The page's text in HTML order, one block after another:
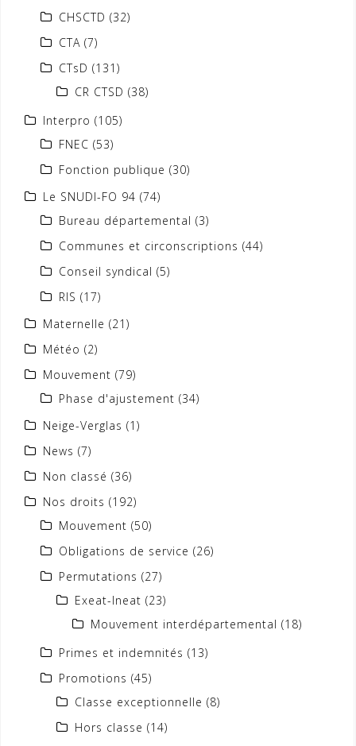
CHSCTD (32)
CTA (7)
CTsD (131)
CR CTSD (38)
Interpro (105)
FNEC (53)
Fonction publique (30)
Le SNUDI-FO 94 (74)
Bureau départemental (3)
Communes et circonscriptions (44)
Conseil syndical (5)
RIS (17)
Maternelle (21)
Météo (2)
Mouvement (79)
Phase d'ajustement (34)
Neige-Verglas (1)
News (7)
Non classé (36)
Nos droits (192)
Mouvement (50)
Obligations de service (26)
Permutations (27)
Exeat-Ineat (23)
Mouvement interdépartemental (18)
Primes et indemnités (13)
Promotions (45)
Classe exceptionnelle (8)
Hors classe (14)